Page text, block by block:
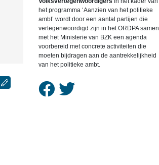
het programma ‘Aanzien van het politieke
ambt’ wordt door een aantal partijen die
vertegenwoordigd zijn in het ORDPA samen
met het Ministerie van BZK een agenda
voorbereid met concrete activiteiten die
moeten bijdragen aan de aantrekkelijkheid
van het politieke ambt.